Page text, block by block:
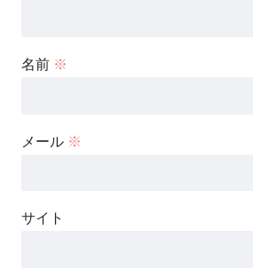
名前 ※
メール ※
サイト